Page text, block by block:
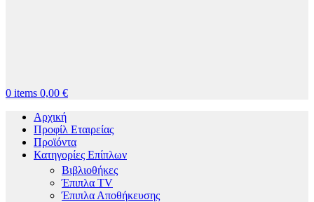
0 items 0,00 €
Αρχική
Προφίλ Εταιρείας
Προϊόντα
Κατηγορίες Επίπλων
Βιβλιοθήκες
Έπιπλα TV
Έπιπλα Αποθήκευσης